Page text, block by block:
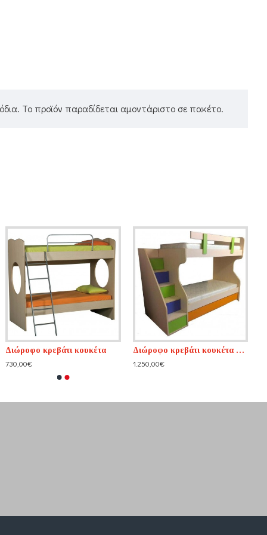
Το προϊόν παραδίδεται αμοντάριστο σε πακέτο.
Διώροφο κρεβάτι κουκέτα
730,00€
Διώροφο κρεβάτι κουκέτα με σακλοπάτια
1.250,00€